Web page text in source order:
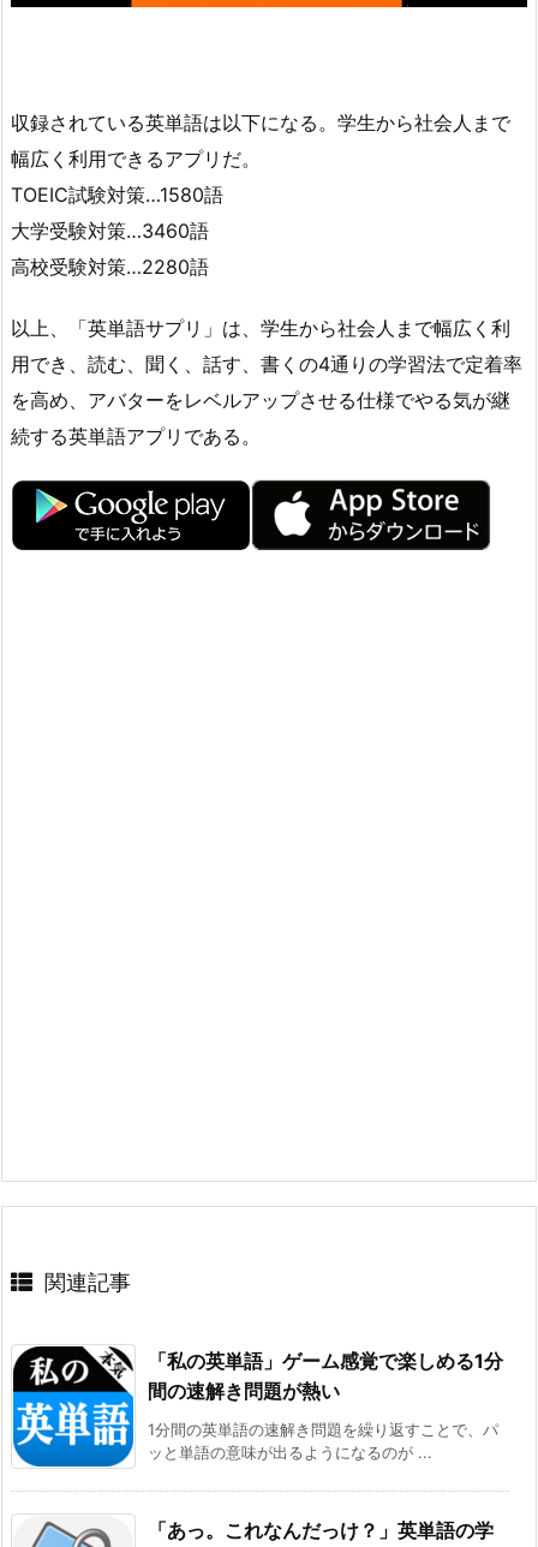
収録されている英単語は以下になる。学生から社会人まで
幅広く利用できるアプリだ。
TOEIC試験対策…1580語
大学受験対策…3460語
高校受験対策…2280語
以上、「英単語サプリ」は、学生から社会人まで幅広く利
用でき、読む、聞く、話す、書くの4通りの学習法で定着率
を高め、アバターをレベルアップさせる仕様でやる気が継
続する英単語アプリである。
関連記事
「私の英単語」ゲーム感覚で楽しめる1分
間の速解き問題が熱い
1分間の英単語の速解き問題を繰り返すことで、パ
ッと単語の意味が出るようになるのが ...
「あっ。これなんだっけ？」英単語の学